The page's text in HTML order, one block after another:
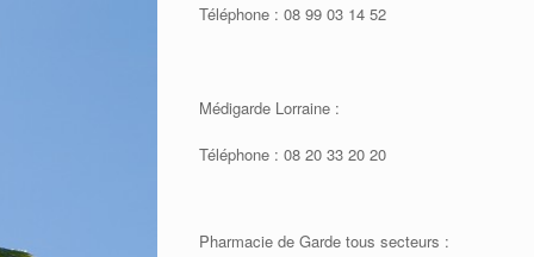
Téléphone : 08 99 03 14 52
Médigarde Lorraine :
Téléphone : 08 20 33 20 20
Pharmacie de Garde tous secteurs :